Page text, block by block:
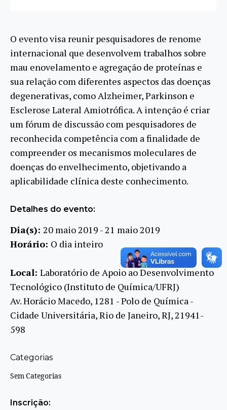
O evento visa reunir pesquisadores de renome
internacional que desenvolvem trabalhos sobre
mau enovelamento e agregação de proteínas e
sua relação com diferentes aspectos das doenças
degenerativas, como Alzheimer, Parkinson e
Esclerose Lateral Amiotrófica. A intenção é criar
um fórum de discussão com pesquisadores de
reconhecida competência com a finalidade de
compreender os mecanismos moleculares de
doenças do envelhecimento, objetivando a
aplicabilidade clínica deste conhecimento.
Detalhes do evento:
Dia(s): 20 maio 2019 - 21 maio 2019
Horário: O dia inteiro
Local: Laboratório de Apoio ao Desenvolvimento
Tecnológico (Instituto de Química/UFRJ)
Av. Horácio Macedo, 1281 - Polo de Química -
Cidade Universitária, Rio de Janeiro, RJ, 21941-
598
Categorias
Sem Categorias
Inscrição: